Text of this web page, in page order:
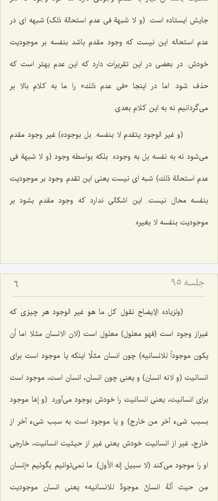
جایش ایستاده است. (و لا شبهة فى عدم استحالة ذلک)شبهه اى در
عدم استحاله این نیست كه وجود مقدم باشد بنفسه بر موجودیت
خودش. در بعضى در این تقریرات دارد كه این عدم بهتر است كه
حذف شود. اما در اینجا «فى عدم ذلك» را ما به كلام بالا بر
مى‌گردانیم نه به این كلام بعدى.
(و غیر الوجود یتقدم لا بنفسه. بل بوجوده) غیر وجود مقدم
مى‌شود نه به نفسه بل به وجوده. بلكه بواسطه وجود (و لا شبهة فى
عدم استحالة ذلك‌) شبه اى نیست یعنى این تقدم وجود بر موجودیت
بنفسه محال نیست. این اشكالى ندارد كه وجود مقدم بشود بر
موجودیت بنفسه لا بغیره.
جلسه ۹۵ 6
(ولزیاده الإیضاح نقول کل ما هو غیر الوجود هر چیزى كه
غیراز وجود است (فهو معلول) معلول است (لان الانسان مثلا اما أن
یکون موجوداً للانسانیه) چون انسان مثلًا اینكه یا موجود است براى
انسانیت (و لانه انسان) و یعنى چون انسان، انسان است، موجود است
براى انسانیت، یعنى انسانیت را خودش بوجود مى‌آورد. (و إمّا موجود
بسبب شیء آخر من خارج) و یا موجود است به سبب شیء آخر از
خارج، غیر از انسانیت خودش یعنى غیر از حیثیت انسانیت، خارجى
او را موجود مى‌كند (لا سبیل إله الأول). ما نمى‌توانیم بگوئیم «إنسان
مِن حیث أنّهُ انسانٌ موجودٌ للانسانیه» یعنى انسان موجودیت